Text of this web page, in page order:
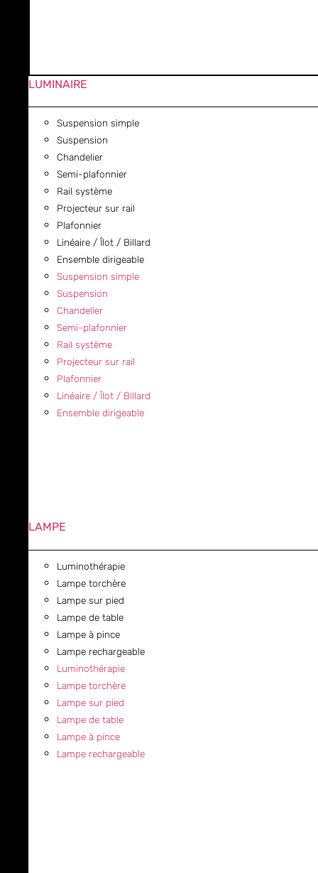
LUMINAIRE
Suspension simple
Suspension
Chandelier
Semi-plafonnier
Rail système
Projecteur sur rail
Plafonnier
Linéaire / Îlot / Billard
Ensemble dirigeable
Suspension simple
Suspension
Chandelier
Semi-plafonnier
Rail système
Projecteur sur rail
Plafonnier
Linéaire / Îlot / Billard
Ensemble dirigeable
LAMPE
Luminothérapie
Lampe torchère
Lampe sur pied
Lampe de table
Lampe à pince
Lampe rechargeable
Luminothérapie
Lampe torchère
Lampe sur pied
Lampe de table
Lampe à pince
Lampe rechargeable